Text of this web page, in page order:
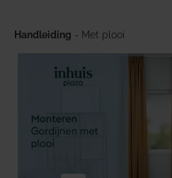
Handleiding - Met plooi